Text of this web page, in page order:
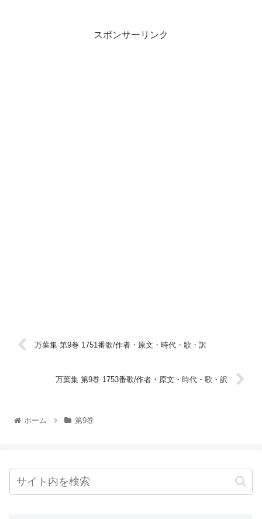
スポンサーリンク
万葉集 第9巻 1751番歌/作者・原文・時代・歌・訳
万葉集 第9巻 1753番歌/作者・原文・時代・歌・訳
ホーム 第9巻